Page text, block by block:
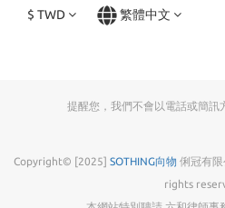
$ TWD 繁體中文
提醒您，我們不會以電話或簡訊
Copyright© [2025] SOTHING向物 俐冠有限
rights